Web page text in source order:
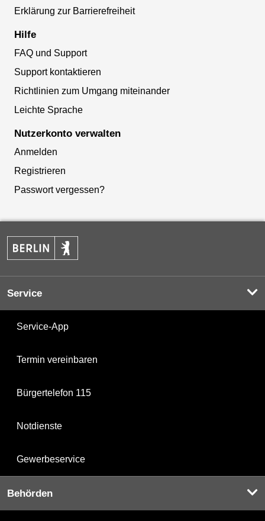
Erklärung zur Barrierefreiheit
Hilfe
FAQ und Support
Support kontaktieren
Richtlinien zum Umgang miteinander
Leichte Sprache
Nutzerkonto verwalten
Anmelden
Registrieren
Passwort vergessen?
Service
Service-App
Termin vereinbaren
Bürgertelefon 115
Notdienste
Gewerbeservice
Behörden